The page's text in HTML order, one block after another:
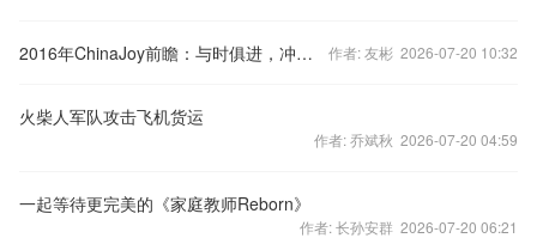
2016年ChinaJoy前瞻：与时俱进，冲向全新泛娱乐时代！ 作者: 友彬 2026-07-20 10:32
火柴人军队攻击飞机货运
作者: 乔斌秋 2026-07-20 04:59
一起等待更完美的《家庭教师Reborn》
作者: 长孙安群 2026-07-20 06:21